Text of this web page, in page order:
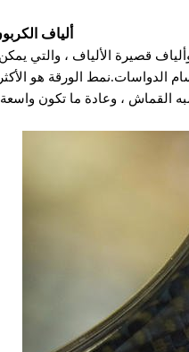
ألياف
قصيرة الألياف ، والتي
الدواسات.نمط الورقة هو
القماش ، وعادة ما تكون